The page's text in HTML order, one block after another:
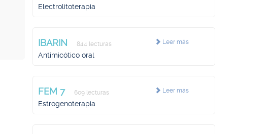
Electrolitoterapia
Leer más
IBARIN 844 lecturas
Antimicótico oral
Leer más
FEM 7 609 lecturas
Estrogenoterapia